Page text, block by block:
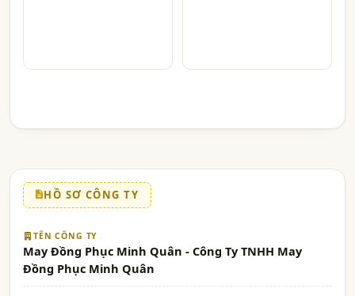
HỒ SƠ CÔNG TY
TÊN CÔNG TY
May Đồng Phục Minh Quân - Công Ty TNHH May
Đồng Phục Minh Quân